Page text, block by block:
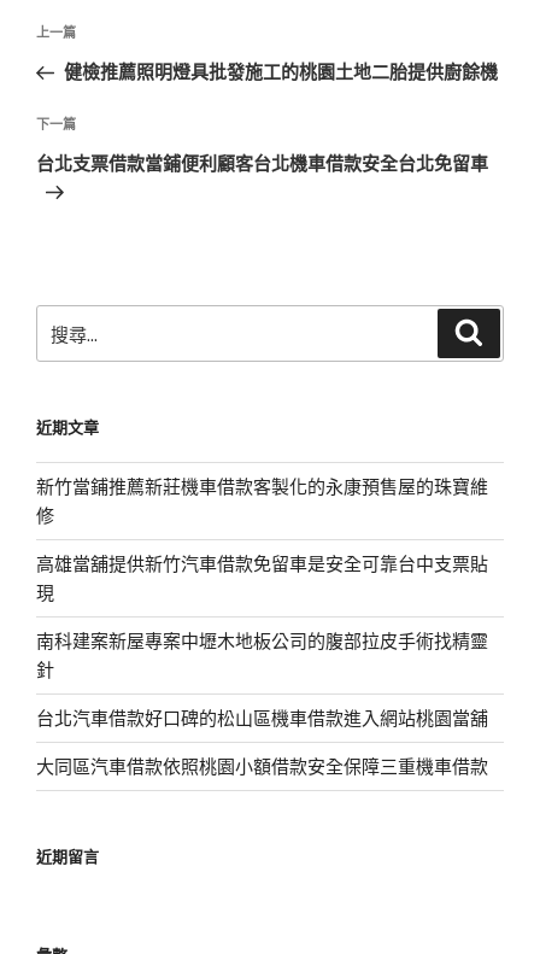
文
導
覽
上
一
文
章
上一篇
健檢推薦照明燈具批發施工的桃園土地二胎提供廚餘機
下
一
篇
下一篇
台北支票借款當鋪便利顧客台北機車借款安全台北免留車
尋
字:
近期文章
新竹當鋪推薦新莊機車借款客製化的永康預售屋的珠寶維
修
高雄當舖提供新竹汽車借款免留車是安全可靠台中支票貼
現
南科建案新屋專案中壢木地板公司的腹部拉皮手術找精靈
針
台北汽車借款好口碑的松山區機車借款進入網站桃園當舖
大同區汽車借款依照桃園小額借款安全保障三重機車借款
近期留言